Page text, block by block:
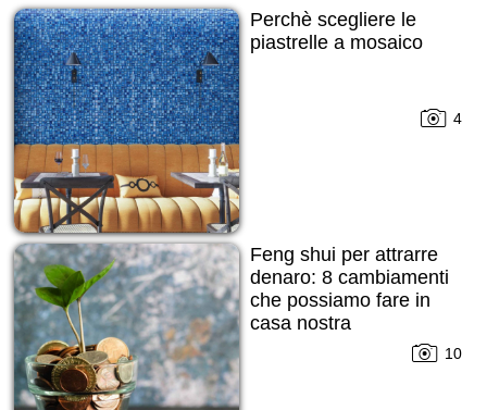
Perchè scegliere le
piastrelle a mosaico
4
Feng shui per attrarre
denaro: 8 cambiamenti
che possiamo fare in
casa nostra
10